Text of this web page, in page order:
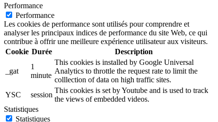
Performance
Performance
Les cookies de performance sont utilisés pour comprendre et
analyser les principaux indices de performance du site Web, ce qui
contribue à offrir une meilleure expérience utilisateur aux visiteurs.
Cookie Durée Description
_gat
1
minute
This cookies is installed by Google Universal
Analytics to throttle the request rate to limit the
colllection of data on high traffic sites.
YSC
session
This cookies is set by Youtube and is used to track
the views of embedded videos.
Statistiques
Statistiques